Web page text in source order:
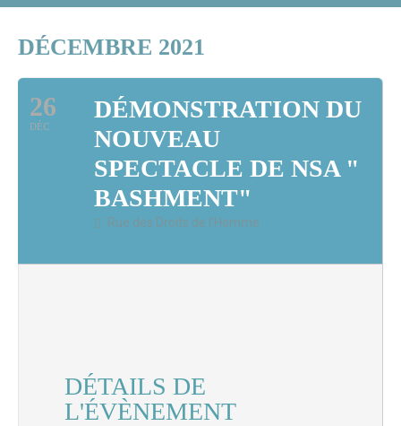
DÉCEMBRE 2021
26
DÉC
DÉMONSTRATION DU
NOUVEAU
SPECTACLE DE NSA "
BASHMENT"
Rue des Droits de l'Homme
DÉTAILS DE
L'ÉVÈNEMENT